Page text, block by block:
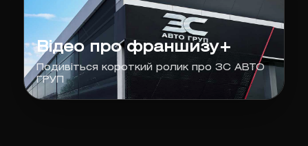
Відео про франшизу+
Подивіться короткий ролик про ЗС АВТО
ГРУП